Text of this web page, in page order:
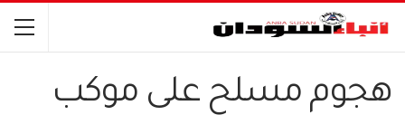
هجوم مسلح على موكب